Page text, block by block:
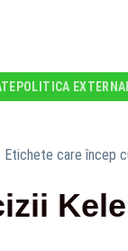
POLITICA EXTERNA
Etichete care încep